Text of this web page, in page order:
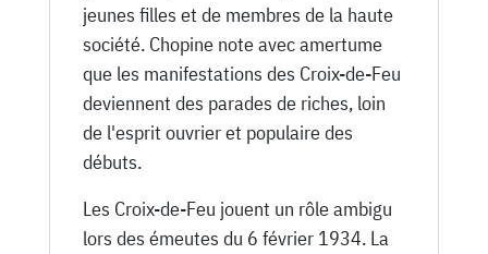
jeunes filles et de membres de la haute
société. Chopine note avec amertume
que les manifestations des Croix-de-Feu
deviennent des parades de riches, loin
de l'esprit ouvrier et populaire des
débuts.
Les Croix-de-Feu jouent un rôle ambigu
lors des émeutes du 6 février 1934. La